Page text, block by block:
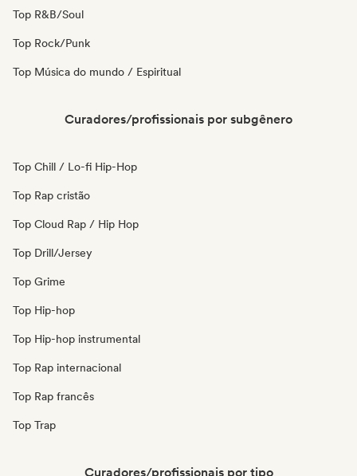
Top R&B/Soul
Top Rock/Punk
Top Música do mundo / Espiritual
Curadores/profissionais por subgênero
Top Chill / Lo-fi Hip-Hop
Top Rap cristão
Top Cloud Rap / Hip Hop
Top Drill/Jersey
Top Grime
Top Hip-hop
Top Hip-hop instrumental
Top Rap internacional
Top Rap francês
Top Trap
Curadores/profissionais por tipo